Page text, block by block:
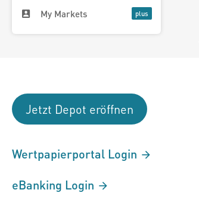
My Markets
Jetzt Depot eröffnen
Wertpapierportal Login
eBanking Login